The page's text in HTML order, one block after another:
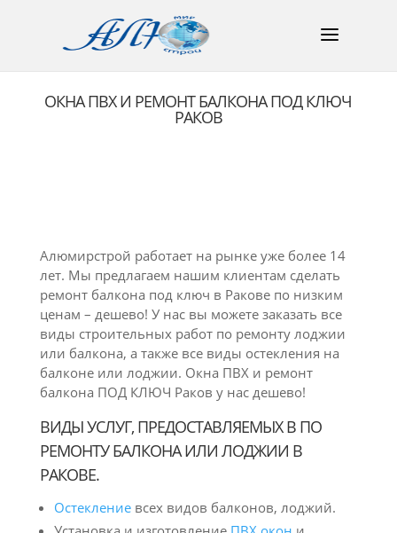
ОКНА ПВХ И РЕМОНТ БАЛКОНА ПОД КЛЮЧ
РАКОВ
Алюмирстрой работает на рынке уже более 14
лет. Мы предлагаем нашим клиентам сделать
ремонт балкона под ключ в Ракове по низким
ценам – дешево! У нас вы можете заказать все
виды строительных работ по ремонту лоджии
или балкона, а также все виды остекления на
балконе или лоджии. Окна ПВХ и ремонт
балкона ПОД КЛЮЧ Раков у нас дешево!
ВИДЫ УСЛУГ, ПРЕДОСТАВЛЯЕМЫХ В ПО
РЕМОНТУ БАЛКОНА ИЛИ ЛОДЖИИ В
РАКОВЕ.
Остеклениевсех видов балконов, лоджий.